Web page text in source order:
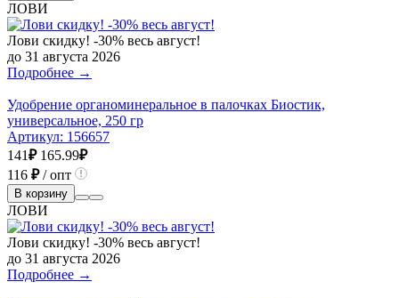
ЛОВИ
Лови скидку! -30% весь август!
до 31 августа 2026
Подробнее →
Удобрение органоминеральное в палочках Биостик,
универсальное, 250 гр
Артикул: 156657
141₽ 165.99₽
116 ₽/ опт
В корзину
ЛОВИ
Лови скидку! -30% весь август!
до 31 августа 2026
Подробнее →